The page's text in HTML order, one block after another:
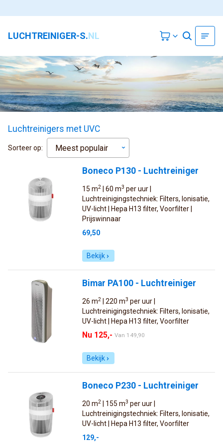
LUCHTREINIGER-S.NL
Luchtreinigers met UVC
Sorteer op:
Boneco P130 - Luchtreiniger
15 m2 | 60 m3 per uur |
Luchtreinigingstechniek: Filters, Ionisatie,
UV-licht | Hepa H13 filter, Voorfilter |
Prijswinnaar
69,50
Bekijk
Bimar PA100 - Luchtreiniger
26 m2 | 220 m3 per uur |
Luchtreinigingstechniek: Filters, Ionisatie,
UV-licht | Hepa H13 filter, Voorfilter
Nu 125,- Van 149,90
Bekijk
Boneco P230 - Luchtreiniger
20 m2 | 155 m3 per uur |
Luchtreinigingstechniek: Filters, Ionisatie,
UV-licht | Hepa H13 filter, Voorfilter
129,-